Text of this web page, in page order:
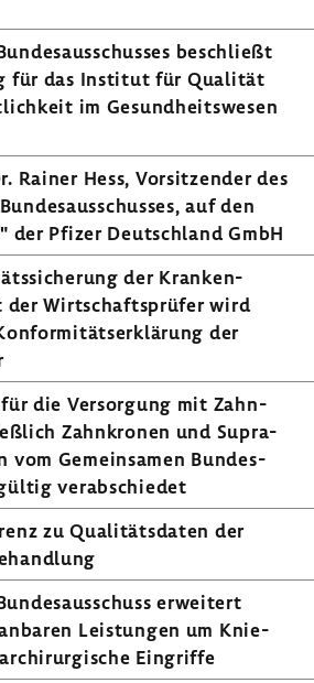
beschließt
für das Institut für Qualität
im Gesund­heits­wesen
Rainer Hess, Vorsit­zender des
auf den
der Pfizer Deutsch­land GmbH
der Kran­ken­
der Wirt­schafts­prüfer wird
der
für die Versor­gung mit Zahn­
Zahn­kronen und Supra­
vom Gemein­samen Bundes­
verab­schiedet
zu Quali­täts­daten der
erwei­tert
Leis­tungen um Knie-​
Eingriffe